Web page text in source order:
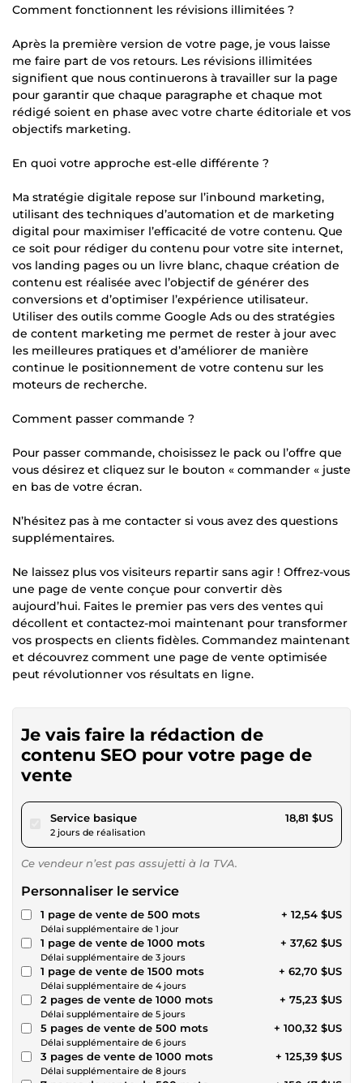
Comment fonctionnent les révisions illimitées ?
Après la première version de votre page, je vous laisse
me faire part de vos retours. Les révisions illimitées
signifient que nous continuerons à travailler sur la page
pour garantir que chaque paragraphe et chaque mot
rédigé soient en phase avec votre charte éditoriale et vos
objectifs marketing.
En quoi votre approche est-elle différente ?
Ma stratégie digitale repose sur l’inbound marketing,
utilisant des techniques d’automation et de marketing
digital pour maximiser l’efficacité de votre contenu. Que
ce soit pour rédiger du contenu pour votre site internet,
vos landing pages ou un livre blanc, chaque création de
contenu est réalisée avec l’objectif de générer des
conversions et d’optimiser l’expérience utilisateur.
Utiliser des outils comme Google Ads ou des stratégies
de content marketing me permet de rester à jour avec
les meilleures pratiques et d’améliorer de manière
continue le positionnement de votre contenu sur les
moteurs de recherche.
Comment passer commande ?
Pour passer commande, choisissez le pack ou l’offre que
vous désirez et cliquez sur le bouton « commander « juste
en bas de votre écran.
N’hésitez pas à me contacter si vous avez des questions
supplémentaires.
Ne laissez plus vos visiteurs repartir sans agir ! Offrez-vous
une page de vente conçue pour convertir dès
aujourd’hui. Faites le premier pas vers des ventes qui
décollent et contactez-moi maintenant pour transformer
vos prospects en clients fidèles. Commandez maintenant
et découvrez comment une page de vente optimisée
peut révolutionner vos résultats en ligne.
Je vais faire la rédaction de
contenu SEO pour votre page de
vente
Service basiquepour 17,34 $US
2 jours de réalisation
18,81 $US
Ce vendeur n’est pas assujetti à la TVA.
Personnaliser le service
1 page de vente de 500 mots
Délai supplémentaire de 1 jour
+ 12,54 $US
1 page de vente de 1000 mots
Délai supplémentaire de 3 jours
+ 37,62 $US
1 page de vente de 1500 mots
Délai supplémentaire de 4 jours
+ 62,70 $US
2 pages de vente de 1000 mots
Délai supplémentaire de 5 jours
+ 75,23 $US
5 pages de vente de 500 mots
Délai supplémentaire de 6 jours
+ 100,32 $US
3 pages de vente de 1000 mots
Délai supplémentaire de 8 jours
+ 125,39 $US